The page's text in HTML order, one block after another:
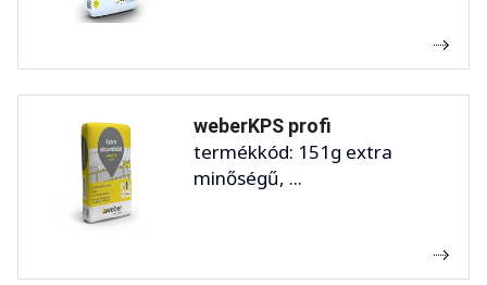
weberKPS profi
termékkód: 151g extra
minőségű, ...